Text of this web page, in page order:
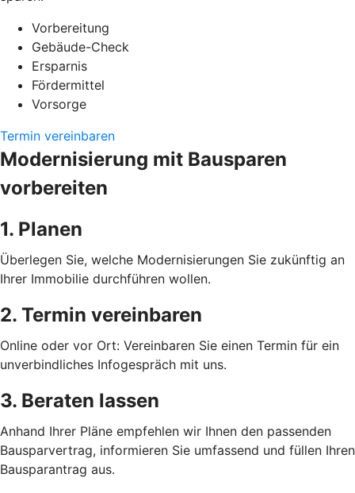
Vorbereitung
Gebäude-Check
Ersparnis
Fördermittel
Vorsorge
Termin vereinbaren
Modernisierung mit Bausparen
vorbereiten
1. Planen
Überlegen Sie, welche Modernisierungen Sie zukünftig an
Ihrer Immobilie durchführen wollen.
2. Termin vereinbaren
Online oder vor Ort: Vereinbaren Sie einen Termin für ein
unverbindliches Infogespräch mit uns.
3. Beraten lassen
Anhand Ihrer Pläne empfehlen wir Ihnen den passenden
Bausparvertrag, informieren Sie umfassend und füllen Ihren
Bausparantrag aus.